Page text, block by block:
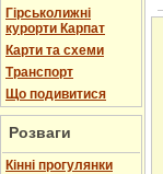
Гірськолижні
курорти Карпат
Карти та схеми
Транспорт
Що подивитися
Розваги
Кінні прогулянки